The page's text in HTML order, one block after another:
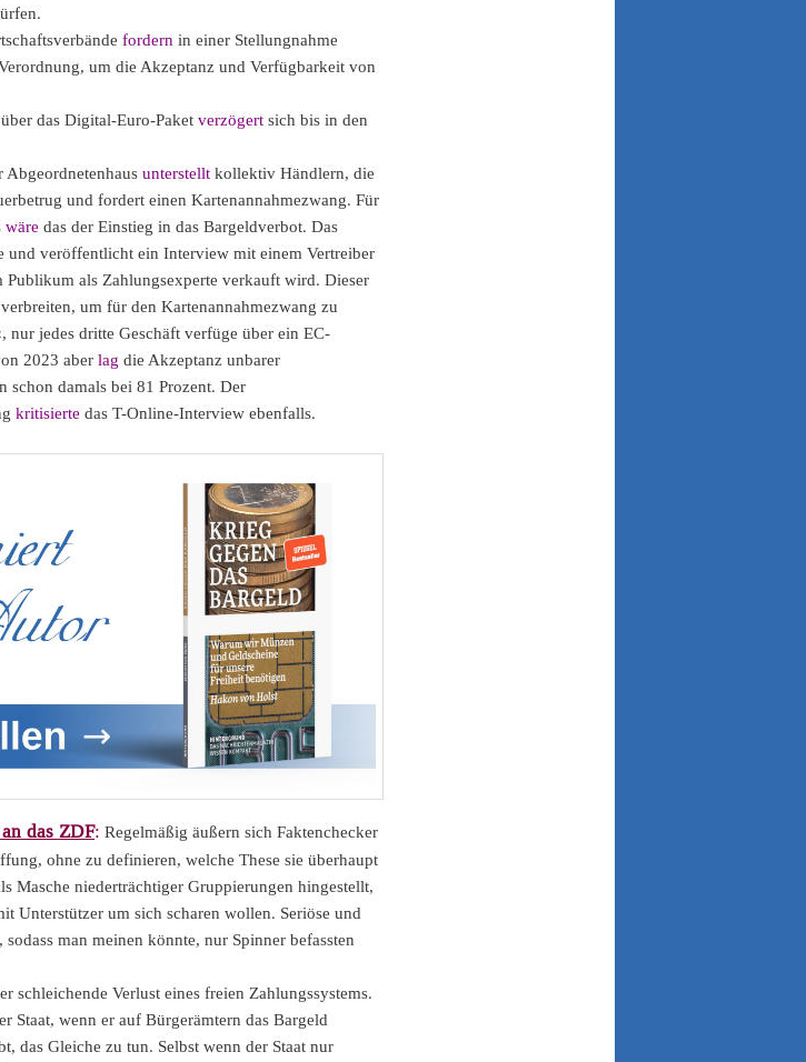
fordernin einer Stellungnahme
um die Akzeptanz und Verfügbarkeit von
das Digital-Euro-Paketverzögertsich bis in den
unterstelltkollektiv Händlern, die
und fordert einen Kartenannahmezwang. Für
wäredas der Einstieg in das Bargeldverbot. Das
und veröffentlicht ein Interview mit einem Vertreiber
als Zahlungsexperte verkauft wird. Dieser
um für den Kartenannahmezwang zu
nur jedes dritte Geschäft verfüge über ein EC-
2023 aber lag die Akzeptanz unbarer
schon damals bei 81 Prozent. Der
kritisiertedas T-Online-Interview ebenfalls.
das ZDF: Regelmäßig äußern sich Faktenchecker
ohne zu definieren, welche These sie überhaupt
Masche niederträchtiger Gruppierungen hingestellt,
Unterstützer um sich scharen wollen. Seriöse und
man meinen könnte, nur Spinner befassten
schleichende Verlust eines freien Zahlungssystems.
Staat, wenn er auf Bürgerämtern das Bargeld
das Gleiche zu tun. Selbst wenn der Staat nur